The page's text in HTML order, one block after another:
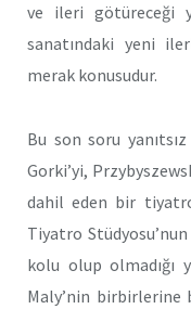
ve ileri götüreceği
sanatındaki ye­ni
merak konusudur.
Bu son soru
Gorki’yi,
dahil eden bir
Tiyatro
kolu olup olmadığı
Maly’nin birbirlerine